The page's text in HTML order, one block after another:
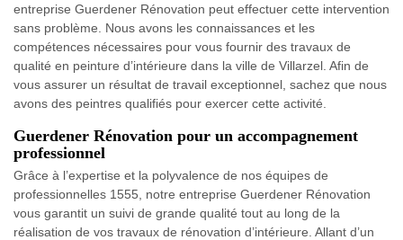
entreprise Guerdener Rénovation peut effectuer cette intervention
sans problème. Nous avons les connaissances et les
compétences nécessaires pour vous fournir des travaux de
qualité en peinture d’intérieure dans la ville de Villarzel. Afin de
vous assurer un résultat de travail exceptionnel, sachez que nous
avons des peintres qualifiés pour exercer cette activité.
Guerdener Rénovation pour un accompagnement
professionnel
Grâce à l’expertise et la polyvalence de nos équipes de
professionnelles 1555, notre entreprise Guerdener Rénovation
vous garantit un suivi de grande qualité tout au long de la
réalisation de vos travaux de rénovation d’intérieure. Allant d’un